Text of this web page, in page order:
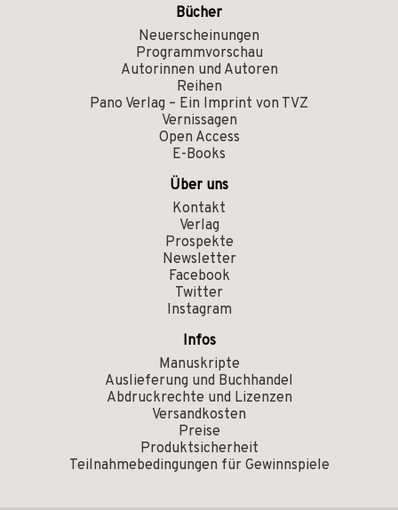
Bücher
Neuerscheinungen
Programmvorschau
Autorinnen und Autoren
Reihen
Pano Verlag – Ein Imprint von TVZ
Vernissagen
Open Access
E-Books
Über uns
Kontakt
Verlag
Prospekte
Newsletter
Facebook
Twitter
Instagram
Infos
Manuskripte
Auslieferung und Buchhandel
Abdruckrechte und Lizenzen
Versandkosten
Preise
Produktsicherheit
Teilnahmebedingungen für Gewinnspiele